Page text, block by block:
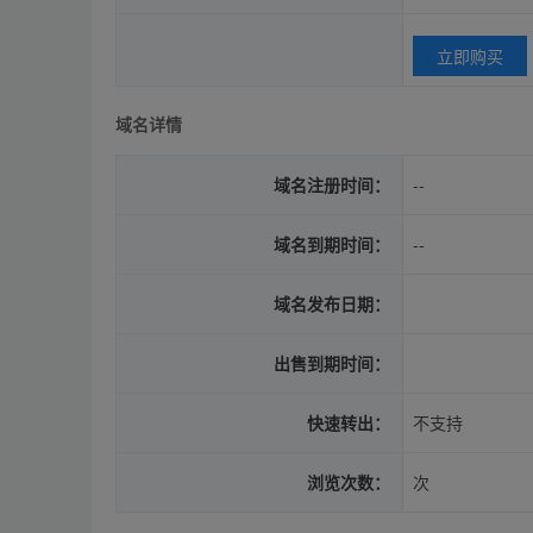
立即购买
域名详情
域名注册时间： --
域名到期时间： --
域名发布日期：
出售到期时间：
快速转出： 不支持
浏览次数： 次